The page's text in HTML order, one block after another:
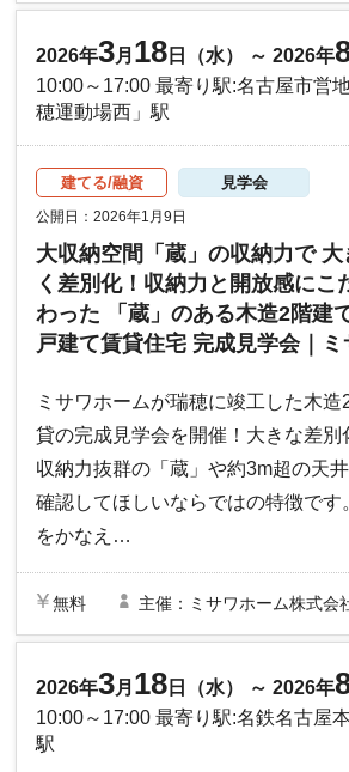
2026年3月 18 日（水） ～ 2026年
10:00～17:00 最寄り駅:名古屋市営
穂運動場西」駅
建てる/融資 見学会
公開日：2026年1月9日
大収納空間「蔵」の収納力で 大
く差別化！収納力と開放感にこ
わった 「蔵」のある木造2階建
戸建て賃貸住宅 完成見学会｜ミ
ミサワホームが瑞穂に竣工した木
貸の完成見学会を開催！大きな差別
収納力抜群の「蔵」や約3m超の天
確認してほしいならではの特徴です
をかなえ…
無料 主催：ミサワホーム株式会
2026年3月 18 日（水） ～ 2026年
10:00～17:00 最寄り駅:名鉄名古屋
駅